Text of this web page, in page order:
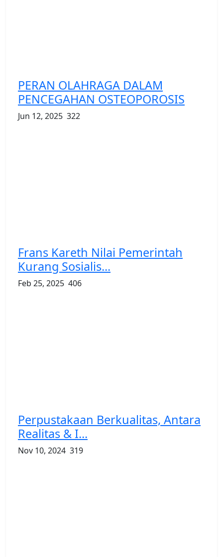
PERAN OLAHRAGA DALAM
PENCEGAHAN OSTEOPOROSIS
Jun 12, 2025 322
Frans Kareth Nilai Pemerintah
Kurang Sosialis...
Feb 25, 2025 406
Perpustakaan Berkualitas, Antara
Realitas & I...
Nov 10, 2024 319